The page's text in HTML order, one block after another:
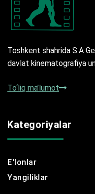
Toshkent shahrida S.A
davlat kinematografiya
To‘liq ma’lumot
Kategoriyalar
E'lonlar
Yangiliklar